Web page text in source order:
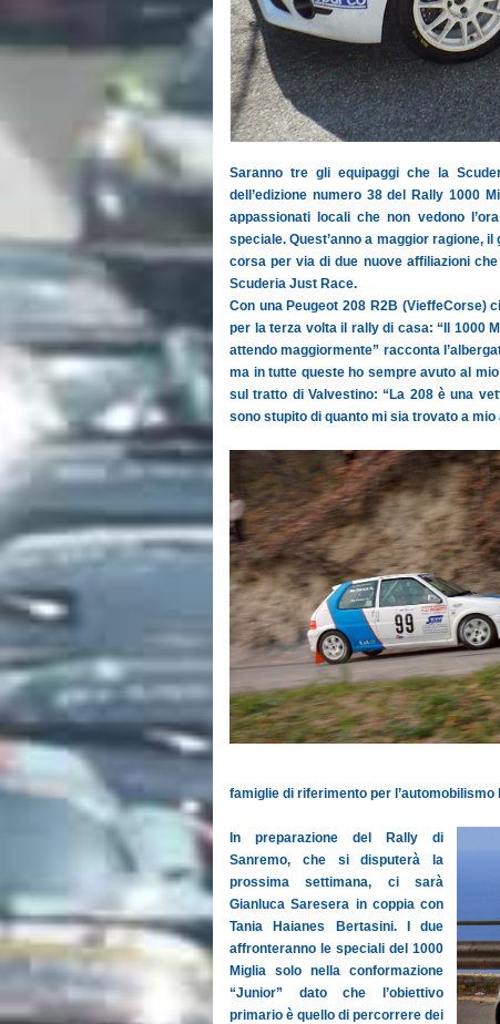
Saranno tre gli equipaggi che la
dell’edizione numero 38 del Rally 1000
appassionati locali che non vedono
speciale. Quest’anno a maggior ragione,
corsa per via di due nuove affiliazioni
Scuderia Just Race.
Con una Peugeot 208 R2B (VieffeCorse)
per la terza volta il rally di casa: “Il 1000
attendo maggiormente” racconta
ma in tutte queste ho sempre avuto al
sul tratto di Valvestino: “La 208 è una
sono stupito di quanto mi sia trovato a
famiglie di riferimento per l’automobilismo
In preparazione del Rally di
Sanremo, che si disputerà la
prossima settimana, ci sarà
Gianluca Saresera in coppia con
Tania Haianes Bertasini. I due
affronteranno le speciali del 1000
Miglia solo nella conformazione
“Junior” dato che l’obiettivo
primario è quello di percorrere dei